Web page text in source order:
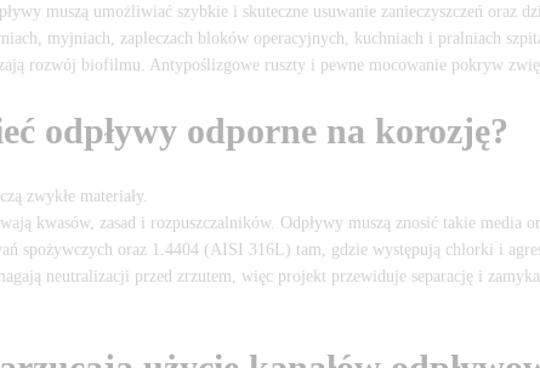
muszą umożliwiać szybkie i skuteczne usuwanie zanieczyszczeń oraz
myjniach, zapleczach bloków operacyjnych, kuchniach i pralniach
rozwój biofilmu. Antypoślizgowe ruszty i pewne mocowanie pokryw
odpływy odporne na korozję?
zwykłe materiały.
kwasów, zasad i rozpuszczalników. Odpływy muszą znosić takie media
spożywczych oraz 1.4404 (AISI 316L) tam, gdzie występują chlorki i
neutralizacji przed zrzutem, więc projekt przewiduje separację i